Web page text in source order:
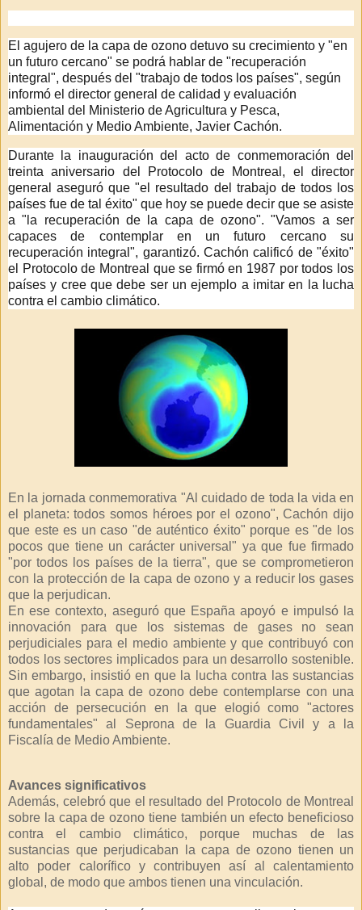
El agujero de la capa de ozono detuvo su crecimiento y "en
un futuro cercano" se podrá hablar de "recuperación
integral", después del "trabajo de todos los países", según
informó el director general de calidad y evaluación
ambiental del Ministerio de Agricultura y Pesca,
Alimentación y Medio Ambiente, Javier Cachón.
Durante la inauguración del acto de conmemoración del
treinta aniversario del Protocolo de Montreal, el director
general aseguró que "el resultado del trabajo de todos los
países fue de tal éxito" que hoy se puede decir que se asiste
a "la recuperación de la capa de ozono". "Vamos a ser
capaces de contemplar en un futuro cercano su
recuperación integral", garantizó. Cachón calificó de "éxito"
el Protocolo de Montreal que se firmó en 1987 por todos los
países y cree que debe ser un ejemplo a imitar en la lucha
contra el cambio climático.
En la jornada conmemorativa "Al cuidado de toda la vida en
el planeta: todos somos héroes por el ozono", Cachón dijo
que este es un caso "de auténtico éxito" porque es "de los
pocos que tiene un carácter universal" ya que fue firmado
"por todos los países de la tierra", que se comprometieron
con la protección de la capa de ozono y a reducir los gases
que la perjudican.
En ese contexto, aseguró que España apoyó e impulsó la
innovación para que los sistemas de gases no sean
perjudiciales para el medio ambiente y que contribuyó con
todos los sectores implicados para un desarrollo sostenible.
Sin embargo, insistió en que la lucha contra las sustancias
que agotan la capa de ozono debe contemplarse con una
acción de persecución en la que elogió como "actores
fundamentales" al Seprona de la Guardia Civil y a la
Fiscalía de Medio Ambiente.
Avances significativos
Además, celebró que el resultado del Protocolo de Montreal
sobre la capa de ozono tiene también un efecto beneficioso
contra el cambio climático, porque muchas de las
sustancias que perjudicaban la capa de ozono tienen un
alto poder calorífico y contribuyen así al calentamiento
global, de modo que ambos tienen una vinculación.